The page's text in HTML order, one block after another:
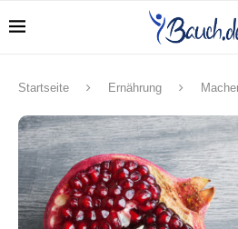
Startseite Ernährung